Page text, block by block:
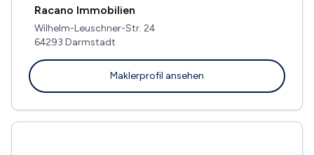
Racano Immobilien
Wilhelm-Leuschner-Str. 24
64293 Darmstadt
Maklerprofil ansehen